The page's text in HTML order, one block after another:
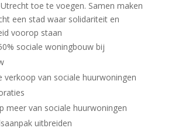
toe te voegen. Samen maken
een stad waar solidariteit en
voorop staan
sociale woningbouw bij
verkoop van sociale huurwoningen
meer van sociale huurwoningen
uitbreiden